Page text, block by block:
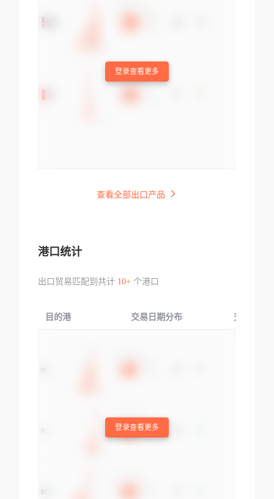
登录查看更多
查看全部出口产品
港口统计
出口贸易匹配到共计 10+个港口
目的港 交易日期分布 交易产品
登录查看更多